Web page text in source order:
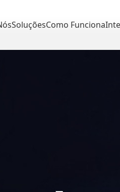
SoluçõesComo Funciona